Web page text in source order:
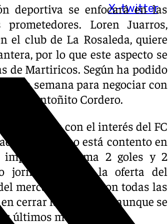
X-twitter
deportiva se enfocará en las
prometedores. Loren Juarros,
el club de La Rosaleda, quiere
por lo que este aspecto se
de Martiricos. Según ha podido
esta semana para negociar con
y Antoñito Cordero.
cuenta con el interés del FC
El jerezano está contento en
importante (suma 2 goles y 2
jornadas), pero la oferta del
mercado dispararon todas las
cerrar la operación, aunque se
últimos meses.